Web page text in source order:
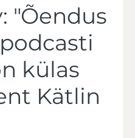
"Õendus
külas
Kätlin